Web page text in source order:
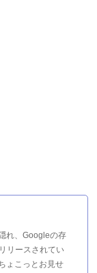
れ、Googleの存
リースされてい
ょこっとお見せ